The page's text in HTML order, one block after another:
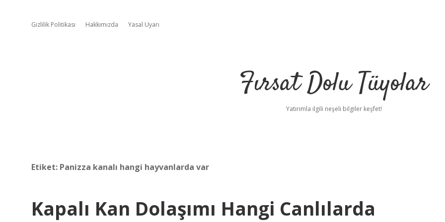
Gizlilik Politikası Hakkımızda Yasal Uyarı
Fırsat Dolu Tüyolar
Yatırımla ilgili neşeli bilgiler keşfet!
Etiket: Panizza kanalı hangi hayvanlarda var
Kapalı Kan Dolaşımı Hangi Canlılarda